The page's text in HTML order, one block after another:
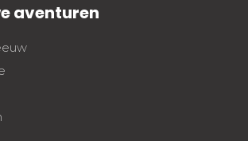
aventuren